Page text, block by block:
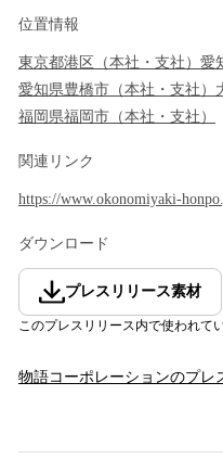
位置情報
東京都港区 （本社・支社 ） 愛
愛知県豊橋市 （本社・支社 ）
福岡県福岡市 （本社・支社 ）
関連リンク
https://www.okonomiyaki-
ダウンロード
プレスリリース素材
このプレスリリース内で使われて
物語コーポレーションのプレ